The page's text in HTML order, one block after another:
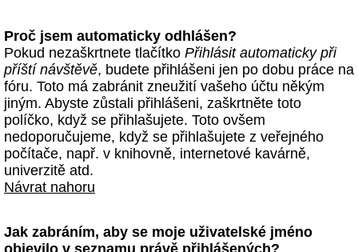
Proč jsem automaticky odhlášen?
Pokud nezaškrtnete tlačítko Přihlásit automaticky při
příští návštěvě, budete přihlášeni jen po dobu práce na
fóru. Toto má zabránit zneužití vašeho účtu někým
jiným. Abyste zůstali přihlášeni, zaškrtněte toto
políčko, když se přihlašujete. Toto ovšem
nedoporučujeme, když se přihlašujete z veřejného
počítače, např. v knihovně, internetové kavárně,
univerzitě atd.
Návrat nahoru
Jak zabráním, aby se moje uživatelské jméno
objevilo v seznamu právě přihlášených?